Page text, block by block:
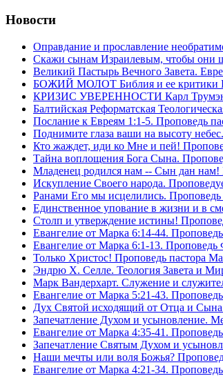
Новости
Оправдание и прославление
Скажи сынам Израилевым, чтобы они
Великий Пастырь Вечного Завета.
БОЖИЙ МОЛОТ Библия и ее критики
КРИЗИС УВЕРЕННОСТИ Карл
Балтийская Реформатская
Послание к Евреям 1:1-5. Проповедь
Поднимите глаза ваши на высоту
Кто жаждет, иди ко Мне и пей!
Тайна воплощения Бога Сына.
Младенец родился нам -- Сын дан
Искупление Своего народа.
Ранами Его мы исцелились.
Единственное упование в жизни и в
Столп и утверждение истины!
Евангелие от Марка 6:14-44.
Евангелие от Марка 6:1-13.
Только Христос! Проповедь пастора
Эндрю Х. Селле. Теология Завета и
Марк Вандерхарт. Служение и
Евангелие от Марка 5:21-43.
Дух Святой исходящий от Отца и
Запечатление Духом и усыновление.
Евангелие от Марка 4:35-41.
Запечатление Святым Духом и
Наши мечты или воля Божья?
Евангелие от Марка 4:21-34.